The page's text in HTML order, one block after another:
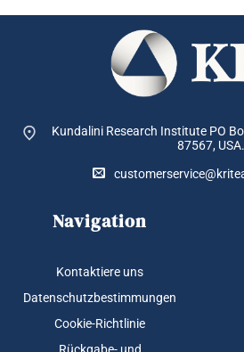
Kundalini Research Institute PO
87567, USA.
Navigation
Kontaktiere uns
Datenschutzbestimmungen
Cookie-Richtlinie